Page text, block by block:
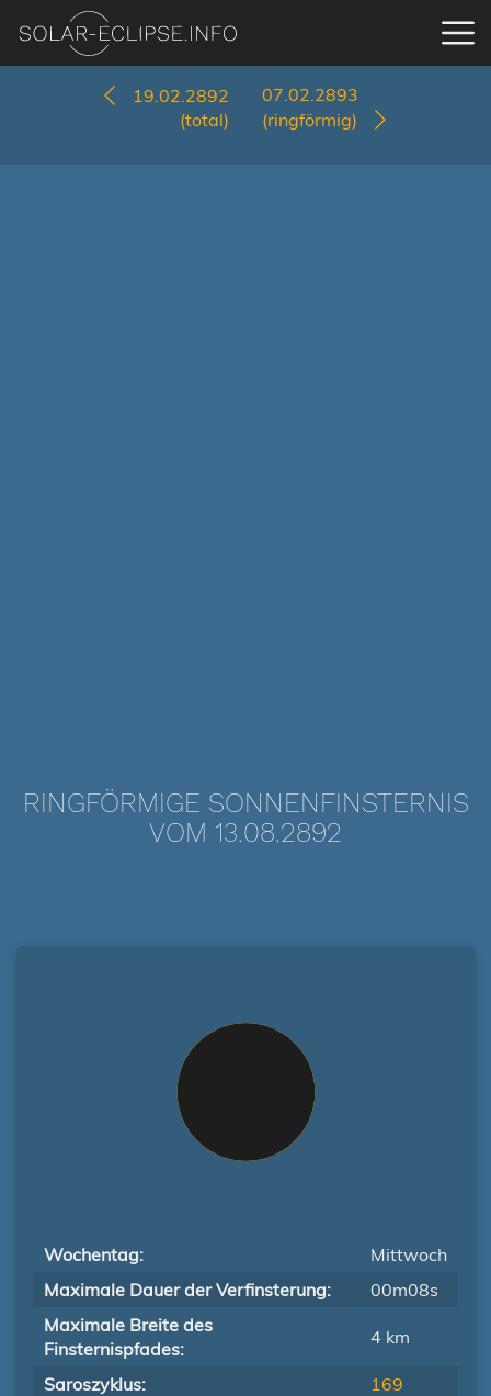
19.02.2892
(total)
07.02.2893
(ringförmig)
RINGFÖRMIGE SONNENFINSTERNIS
VOM 13.08.2892
Wochentag:
Mittwoch
Maximale Dauer der Verfinsterung:
00m08s
Maximale Breite des
Finsternispfades:
4 km
Saroszyklus:
169